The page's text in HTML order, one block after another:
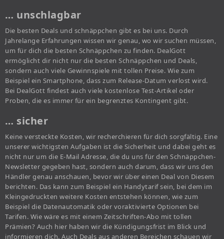
… unschlagbar
Die besten Deals und schnäppchen gibt es bei uns. Durch
Jahrelange Erfahrungen wissen wir genau, wo wir suchen müssen,
um für dich die besten Schnäppchen zu finden. DealGott
ermöglicht dir nicht nur die besten Schnäppchen und Deals,
sondern auch viele Gewinnspiele mit tollen Preise. Wie zum
Beispiel ein Smartphone, dass zum Release-Datum verlost wird.
Bei DealGott findest auch viele kostenlose Test-Artikel oder
Proben, die es immer für ein begrenztes Kontingent gibt.
… sicher
Keine versteckte Kosten, wir recherchieren für dich sorgfältig. Eine
unserer wichtigsten Aufgaben ist die Sicherheit und dabei geht es
nicht nur um die E-Mail Adresse, die du uns für den Schnäppchen-
Newsletter gegeben hast, sondern auch darum, dass wir uns den
Händler genau anschauen, bevor wir über einen Deal von Diesem
berichten. Das kann zum Beispiel ein Handytarif sein, bei dem im
Kleingedruckten weitere Kosten entstehen können, wie zum
Beispiel die Datenautomatik oder voraktivierte Optionen bei
Tarifen. Wie wäre es mit einem Zeitschriften-Abo mit tollen
Prämien? Auch hier haben wir die Kündigungsfrist im Blick und
informieren dich. Auch Deals aus anderen Bereichen schauen wir